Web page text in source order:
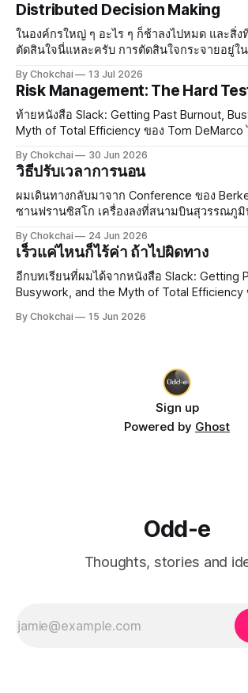
Distributed Decision Making
ในองค์กรใหญ่ ๆ อะไร ๆ ก็ช้าลงไปหมด และสิ่
ตัดสินใจนี่แหละครับ การตัดสินใจกระจายอยู่ใ
จะกล้าตัดสินใจและกล้าออกความเห็น แต่พออง
By Chokchai 13 Jul 2026
Risk Management: The Hard
ท้ายหนังสือ Slack: Getting Past Burnout,
Myth of Total Efficiency ของ Tom
ปัจจุบัน งานมีความเสี่ยงกระจายอยู่เต็มไปหมด
นั้น เรามีโอกาสโชคดีและมีโอกาสโชคร้าย การจัดการความเสี่ยง
เป็นสิ
By Chokchai 30 Jun 2026
วิธีปรับเวลาการนอน
ผมเดินทางกลับมาจาก Conference ของ
ซานฟรานซิสโก เครื่องลงที่สนามบินสุวรรณภู
เพราะลองซื้อหมอนรองคอจาก Duty Free ที่ซ
ใช้ดู หมอนเป็นลายการ์ตูน มีรูปสะพาน
By Chokchai 24 Jun 2026
เร็วแค่ไหนก็ไร้ค่า ถ้าไปผิดทาง
อีกบทเรียนที่ผมได้จากหนังสือ Slack: Getting
Busywork, and the Myth of Total Efficiency
Efficiency คืออะไร? Efficiency แปลว่า "ประสิทธิภาพ" ยก
By Chokchai 15 Jun 2026
Sign up
Powered by Ghost
Odd-e
Thoughts, stories and